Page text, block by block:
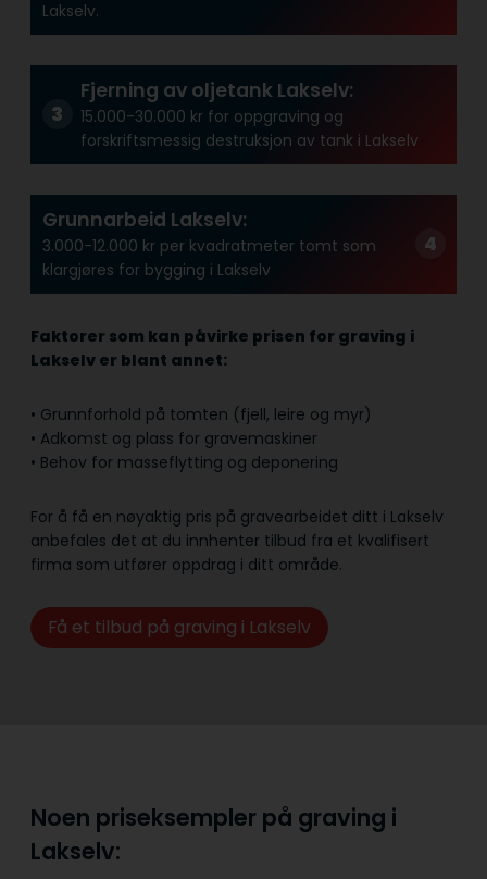
Lakselv.
Fjerning av oljetank Lakselv:
15.000-30.000 kr for oppgraving og
forskriftsmessig destruksjon av tank i Lakselv
Grunnarbeid Lakselv:
3.000-12.000 kr per kvadratmeter tomt som
klargjøres for bygging i Lakselv
Faktorer som kan påvirke prisen for graving i
Lakselv er blant annet:
• Grunnforhold på tomten (fjell, leire og myr)
• Adkomst og plass for gravemaskiner
• Behov for masseflytting og deponering
For å få en nøyaktig pris på gravearbeidet ditt i Lakselv
anbefales det at du innhenter tilbud fra et kvalifisert
firma som utfører oppdrag i ditt område.
Få et tilbud på graving i Lakselv
Noen priseksempler på graving i
Lakselv: